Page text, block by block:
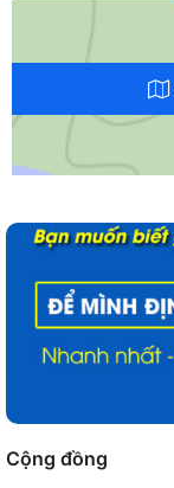
Cộng đồng